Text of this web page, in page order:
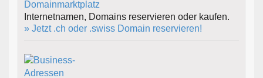
Internetnamen, Domains reservieren oder kaufen.
» Jetzt .ch oder .swiss Domain reservieren!